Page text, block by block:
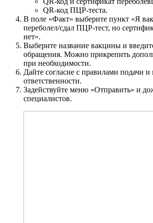
QR-код ПЦР-теста.
В поле «Факт» выберите пункт «Я
переболел/сдал ПЦР-тест, но
нет».
Выберите название вакцины и
обращения. Можно прикрепить
при необходимости.
Дайте согласие с правилами подачи и
ответственности.
Задействуйте меню «Отправить» и
специалистов.